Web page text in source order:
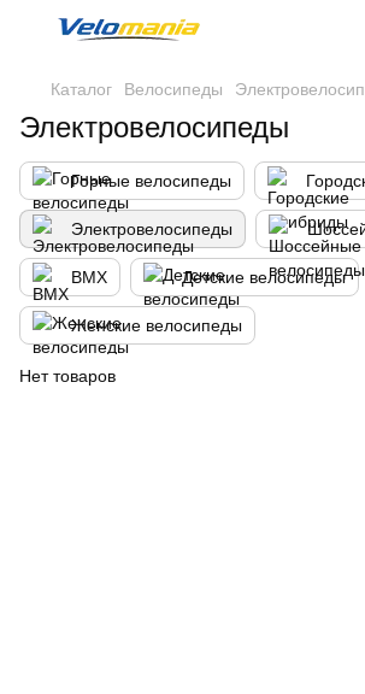
Каталог Велосипеды
Электровелосипеды
Горные велосипеды
Электровелосипеды
BMX Детские велосипеды
Женские велосипеды
Нет товаров